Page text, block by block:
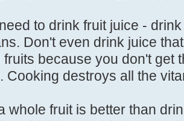
to drink fruit juice -
Don't even drink juice
because you don't get
Cooking destroys all the
whole fruit is better than